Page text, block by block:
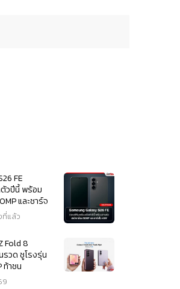
FE
วปีนี้ พร้อม
และชาร์จ
ที่แล้ว
Fold 8
รวด ชูโรงรุ่น
ท้าชน